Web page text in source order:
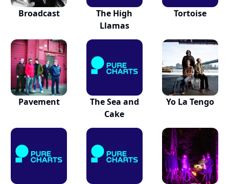
Broadcast
The High
Llamas
Tortoise
Pavement
The Sea and
Cake
Yo La Tengo